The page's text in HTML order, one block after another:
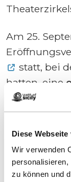
Diese
Wir verwenden
zu können und
Am 25.
statt, bei
hatten, eine
erleben, die
klassischen
stellte: die
J. S. Bach
Pergolesi.